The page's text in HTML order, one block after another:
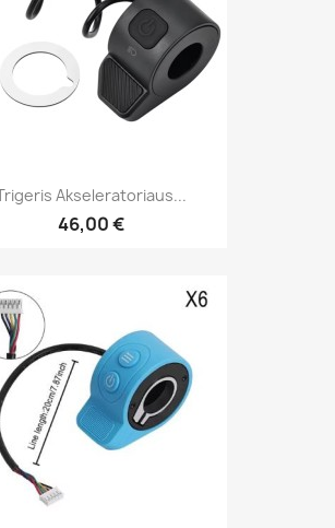
Akseleratoriaus...
46,00 €